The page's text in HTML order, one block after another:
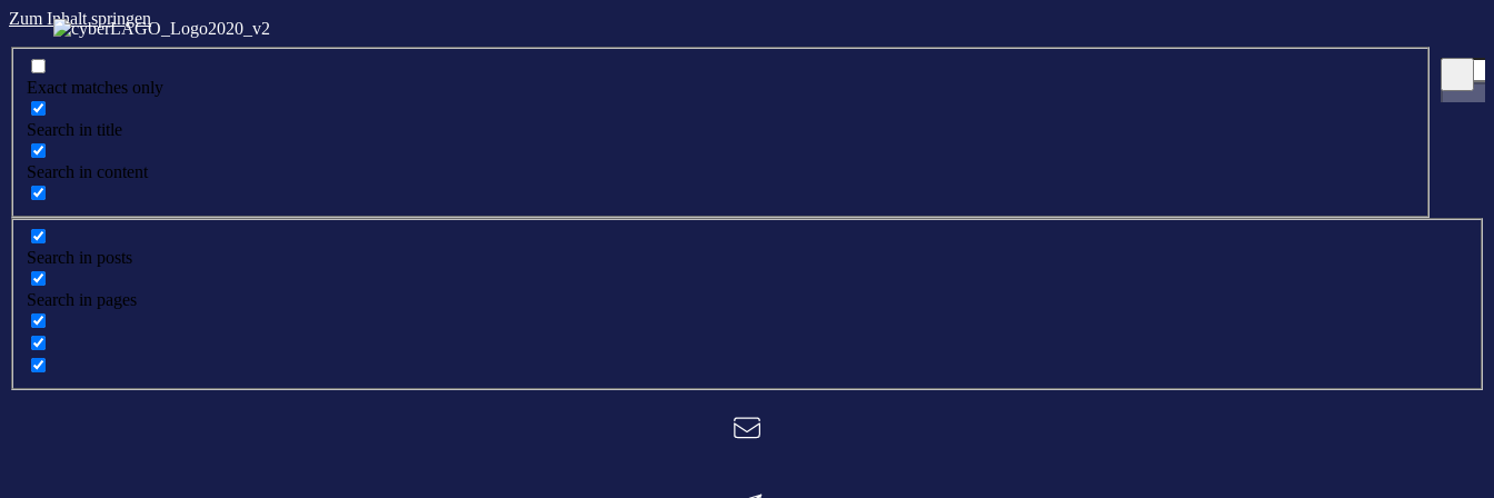
Zum Inhalt springen
Exact matches only
Search in title
Search in content
Search in posts
Search in pages